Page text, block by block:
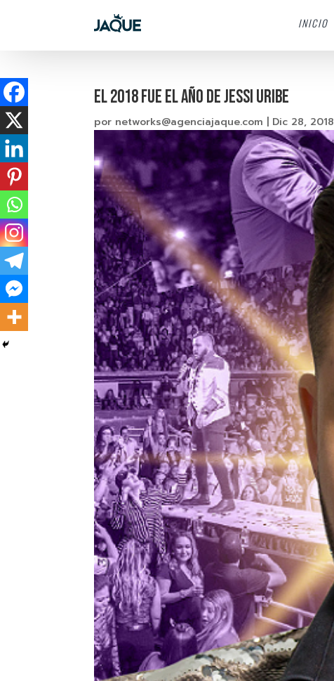
INICIO
EL 2018 FUE EL AÑO DE JESSI URIBE
por networks@agenciajaque.com | Dic 28, 2018